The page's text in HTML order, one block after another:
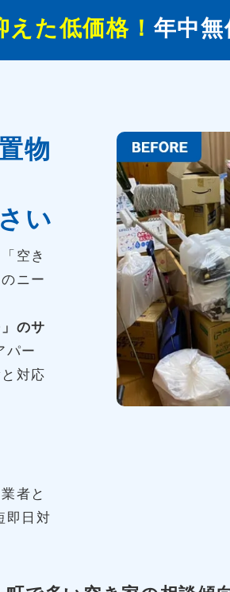
た低価格！ 年中
物
い
空き
ニー
のサ
パー
対応
者と
即日対